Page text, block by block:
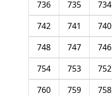
734
735
736
740
741
742
746
747
748
752
753
754
758
759
760